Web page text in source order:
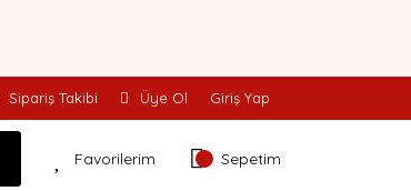
Sipariş Takibi Üye Ol Giriş Yap
Favorilerim Sepetim